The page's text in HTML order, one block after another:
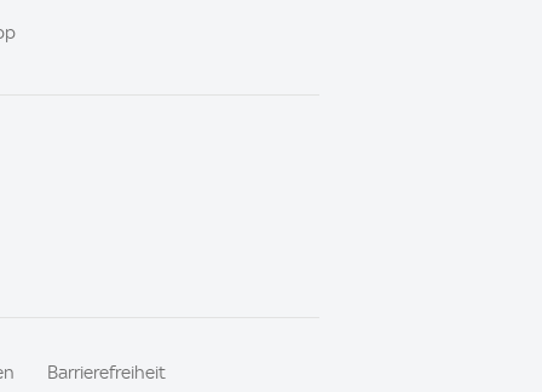
Barrierefreiheit